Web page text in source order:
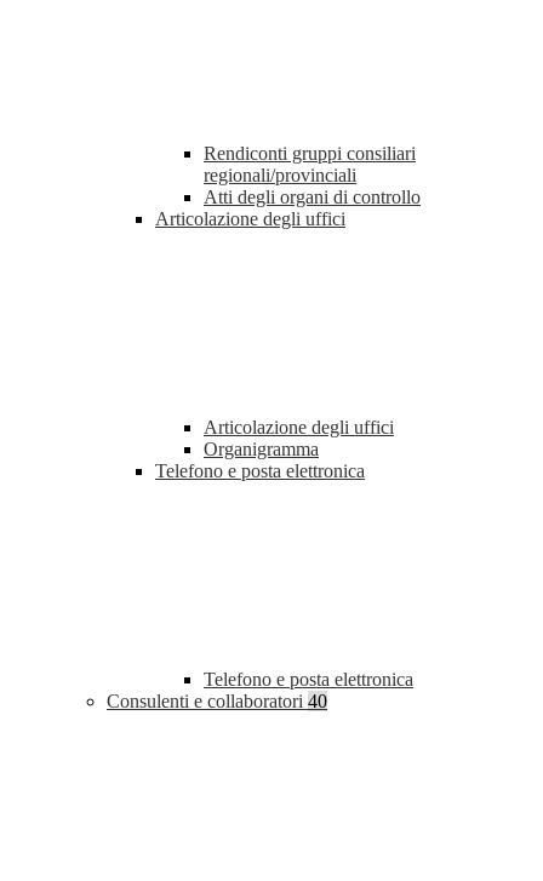
Rendiconti gruppi consiliari
regionali/provinciali
Atti degli organi di controllo
Articolazione degli uffici
Articolazione degli uffici
Organigramma
Telefono e posta elettronica
Telefono e posta elettronica
Consulenti e collaboratori 40